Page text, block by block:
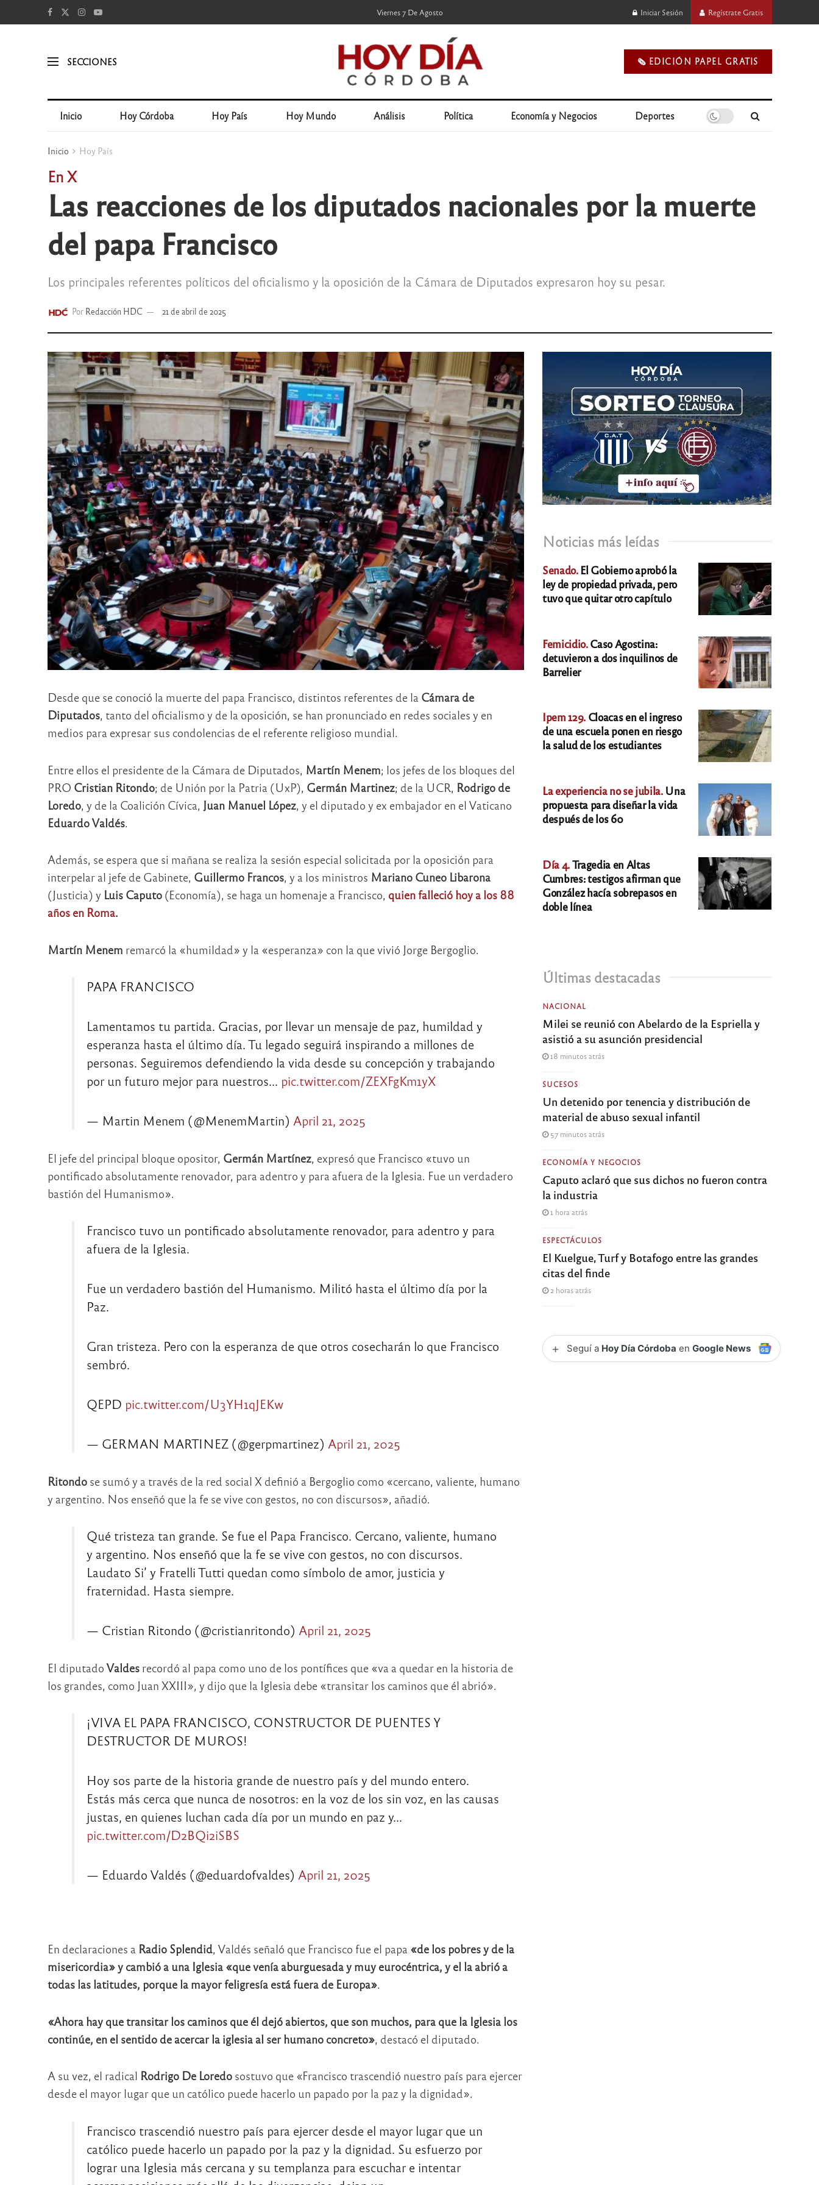
Viernes 7 De Agosto Iniciar Sesión Regístrate Gratis
SECCIONES 🗞️ EDICIÓN PAPEL GRATIS
Inicio Hoy Córdoba Hoy País Hoy Mundo Análisis Política Economía y Negocios Deportes
Inicio Hoy País
En X
Las reacciones de los diputados nacionales por la muerte
del papa Francisco
Los principales referentes políticos del oficialismo y la oposición de la Cámara de Diputados expresaron hoy su pesar.
Por Redacción HDC 21 de abril de 2025
Desde que se conoció la muerte del papa Francisco, distintos referentes de la Cámara de
Diputados, tanto del oficialismo y de la oposición, se han pronunciado en redes sociales y en
medios para expresar sus condolencias de el referente religioso mundial.
Entre ellos el presidente de la Cámara de Diputados, Martín Menem; los jefes de los bloques del
PRO Cristian Ritondo; de Unión por la Patria (UxP), Germán Martinez; de la UCR, Rodrigo de
Loredo, y de la Coalición Cívica, Juan Manuel López, y el diputado y ex embajador en el Vaticano
Eduardo Valdés.
Además, se espera que si mañana se realiza la sesión especial solicitada por la oposición para
interpelar al jefe de Gabinete, Guillermo Francos, y a los ministros Mariano Cuneo Libarona
(Justicia) y Luis Caputo(Economía), se haga un homenaje a Francisco, quien falleció hoy a los 88
años en Roma.
Martín Menem remarcó la «humildad» y la «esperanza» con la que vivió Jorge Bergoglio.
PAPA FRANCISCO
Lamentamos tu partida. Gracias, por llevar un mensaje de paz, humildad y
esperanza hasta el último día. Tu legado seguirá inspirando a millones de
personas. Seguiremos defendiendo la vida desde su concepción y trabajando
por un futuro mejor para nuestros… pic.twitter.com/ZEXFgKm1yX
— Martin Menem (@MenemMartin) April 21, 2025
El jefe del principal bloque opositor, Germán Martínez, expresó que Francisco «tuvo un
pontificado absolutamente renovador, para adentro y para afuera de la Iglesia. Fue un verdadero
bastión del Humanismo».
Francisco tuvo un pontificado absolutamente renovador, para adentro y para
afuera de la Iglesia.
Fue un verdadero bastión del Humanismo. Militó hasta el último día por la
Paz.
Gran tristeza. Pero con la esperanza de que otros cosecharán lo que Francisco
sembró.
QEPD pic.twitter.com/U3YH1qJEKw
— GERMAN MARTINEZ (@gerpmartinez) April 21, 2025
Ritondose sumó y a través de la red social X definió a Bergoglio como «cercano, valiente, humano
y argentino. Nos enseñó que la fe se vive con gestos, no con discursos», añadió.
Qué tristeza tan grande. Se fue el Papa Francisco. Cercano, valiente, humano
y argentino. Nos enseñó que la fe se vive con gestos, no con discursos.
Laudato Si’ y Fratelli Tutti quedan como símbolo de amor, justicia y
fraternidad. Hasta siempre.
— Cristian Ritondo (@cristianritondo) April 21, 2025
El diputadoValdesrecordó al papa como uno de los pontífices que «va a quedar en la historia de
los grandes, como Juan XXIII», y dijo que la Iglesia debe «transitar los caminos que él abrió».
¡VIVA EL PAPA FRANCISCO, CONSTRUCTOR DE PUENTES Y
DESTRUCTOR DE MUROS!
Hoy sos parte de la historia grande de nuestro país y del mundo entero.
Estás más cerca que nunca de nosotros: en la voz de los sin voz, en las causas
justas, en quienes luchan cada día por un mundo en paz y…
pic.twitter.com/D2BQi2iSBS
— Eduardo Valdés (@eduardofvaldes) April 21, 2025
En declaraciones a Radio Splendid, Valdés señaló que Francisco fue el papa «de los pobres y de la
misericordia» y cambió a una Iglesia «que venía aburguesada y muy eurocéntrica, y el la abrió a
todas las latitudes, porque la mayor feligresía está fuera de Europa».
«Ahora hay que transitar los caminos que él dejó abiertos, que son muchos, para que la Iglesia los
continúe, en el sentido de acercar la iglesia al ser humano concreto», destacó el diputado.
A su vez, el radical Rodrigo De Loredosostuvo que «Francisco trascendió nuestro país para ejercer
desde el mayor lugar que un católico puede hacerlo un papado por la paz y la dignidad».
Francisco trascendió nuestro país para ejercer desde el mayor lugar que un
católico puede hacerlo un papado por la paz y la dignidad. Su esfuerzo por
lograr una Iglesia más cercana y su templanza para escuchar e intentar
Noticias más leídas
Senado.El Gobierno aprobó la
ley de propiedad privada, pero
tuvo que quitar otro capítulo
Femicidio.Caso Agostina:
detuvieron a dos inquilinos de
Barrelier
Ipem 129. Cloacas en el ingreso
de una escuela ponen en riesgo
la salud de los estudiantes
La experiencia no se jubila.Una
propuesta para diseñar la vida
después de los 60
Día 4.Tragedia en Altas
Cumbres: testigos afirman que
González hacía sobrepasos en
doble línea
Últimas destacadas
NACIONAL
Milei se reunió con Abelardo de la Espriella y
asistió a su asunción presidencial
18 minutos atrás
SUCESOS
Un detenido por tenencia y distribución de
material de abuso sexual infantil
57 minutos atrás
ECONOMÍA Y NEGOCIOS
Caputo aclaró que sus dichos no fueron contra
la industria
1 hora atrás
ESPECTÁCULOS
El Kuelgue, Turf y Botafogo entre las grandes
citas del finde
2 horas atrás
+ Seguí a Hoy Día Córdoba enGoogle News